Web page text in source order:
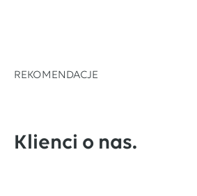
REKOMENDACJE
Klienci o nas.